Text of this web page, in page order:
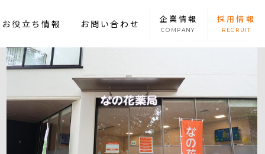
役立ち情報 お問い合わせ 企業情報
COMPANY
採用情報
RECRUIT